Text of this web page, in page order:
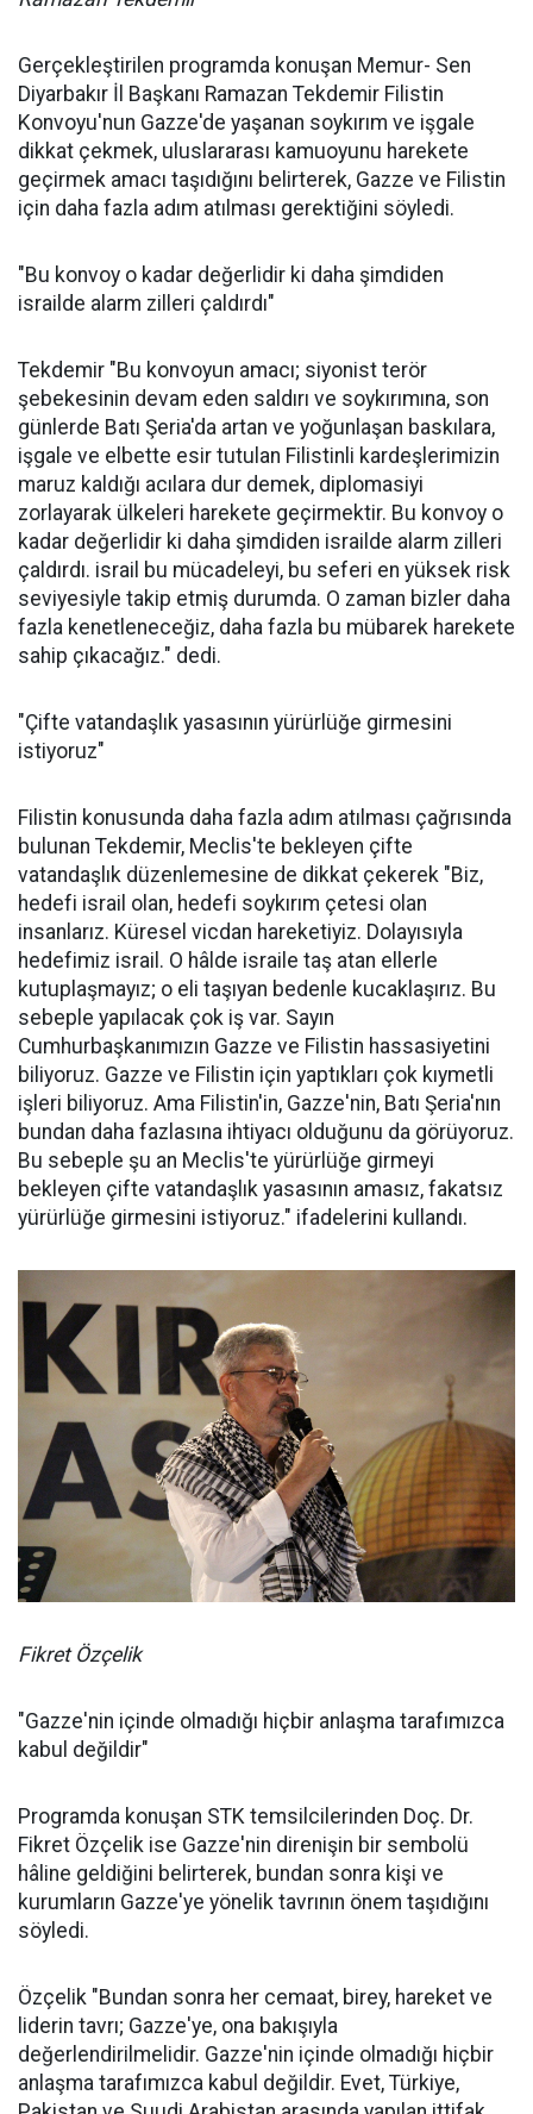
Gerçekleştirilen programda konuşan Memur- Sen
Diyarbakır İl Başkanı Ramazan Tekdemir Filistin
Konvoyu'nun Gazze'de yaşanan soykırım ve işgale
dikkat çekmek, uluslararası kamuoyunu harekete
geçirmek amacı taşıdığını belirterek, Gazze ve Filistin
için daha fazla adım atılması gerektiğini söyledi.
"Bu konvoy o kadar değerlidir ki daha şimdiden
israilde alarm zilleri çaldırdı"
Tekdemir "Bu konvoyun amacı; siyonist terör
şebekesinin devam eden saldırı ve soykırımına, son
günlerde Batı Şeria'da artan ve yoğunlaşan baskılara,
işgale ve elbette esir tutulan Filistinli kardeşlerimizin
maruz kaldığı acılara dur demek, diplomasiyi
zorlayarak ülkeleri harekete geçirmektir. Bu konvoy o
kadar değerlidir ki daha şimdiden israilde alarm zilleri
çaldırdı. israil bu mücadeleyi, bu seferi en yüksek risk
seviyesiyle takip etmiş durumda. O zaman bizler daha
fazla kenetleneceğiz, daha fazla bu mübarek harekete
sahip çıkacağız." dedi.
"Çifte vatandaşlık yasasının yürürlüğe girmesini
istiyoruz"
Filistin konusunda daha fazla adım atılması çağrısında
bulunan Tekdemir, Meclis'te bekleyen çifte
vatandaşlık düzenlemesine de dikkat çekerek "Biz,
hedefi israil olan, hedefi soykırım çetesi olan
insanlarız. Küresel vicdan hareketiyiz. Dolayısıyla
hedefimiz israil. O hâlde israile taş atan ellerle
kutuplaşmayız; o eli taşıyan bedenle kucaklaşırız. Bu
sebeple yapılacak çok iş var. Sayın
Cumhurbaşkanımızın Gazze ve Filistin hassasiyetini
biliyoruz. Gazze ve Filistin için yaptıkları çok kıymetli
işleri biliyoruz. Ama Filistin'in, Gazze'nin, Batı Şeria'nın
bundan daha fazlasına ihtiyacı olduğunu da görüyoruz.
Bu sebeple şu an Meclis'te yürürlüğe girmeyi
bekleyen çifte vatandaşlık yasasının amasız, fakatsız
yürürlüğe girmesini istiyoruz." ifadelerini kullandı.
Fikret Özçelik
"Gazze'nin içinde olmadığı hiçbir anlaşma tarafımızca
kabul değildir"
Programda konuşan STK temsilcilerinden Doç. Dr.
Fikret Özçelik ise Gazze'nin direnişin bir sembolü
hâline geldiğini belirterek, bundan sonra kişi ve
kurumların Gazze'ye yönelik tavrının önem taşıdığını
söyledi.
Özçelik "Bundan sonra her cemaat, birey, hareket ve
liderin tavrı; Gazze'ye, ona bakışıyla
değerlendirilmelidir. Gazze'nin içinde olmadığı hiçbir
anlaşma tarafımızca kabul değildir. Evet, Türkiye,